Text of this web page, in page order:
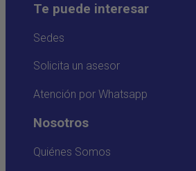
Te puede interesar
Sedes
Solicita un asesor
Atención por Whatsapp
Nosotros
Quiénes Somos